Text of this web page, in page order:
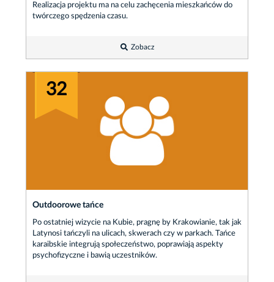
Realizacja projektu ma na celu zachęcenia mieszkańców do
twórczego spędzenia czasu.
Zobacz
32
Outdoorowe tańce
Po ostatniej wizycie na Kubie, pragnę by Krakowianie, tak jak
Latynosi tańczyli na ulicach, skwerach czy w parkach. Tańce
karaibskie integrują społeczeństwo, poprawiają aspekty
psychofizyczne i bawią uczestników.